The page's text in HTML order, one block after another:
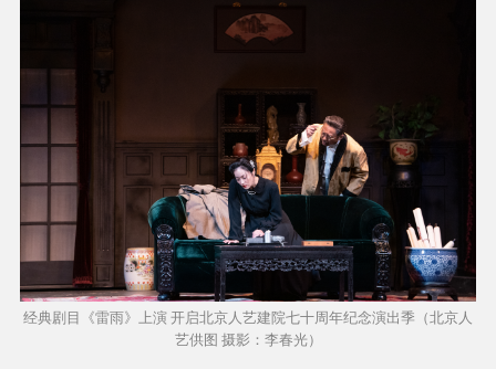
经典剧目《雷雨》上演 开启北京人艺建院七十周年纪念演出季（北京人
艺供图 摄影：李春光）